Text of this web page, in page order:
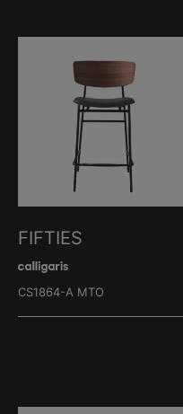
FIFTIES
CS1864-A MTO